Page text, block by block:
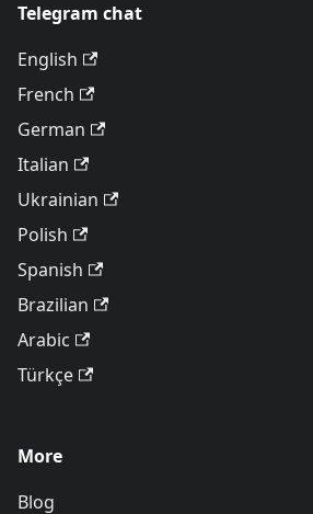
Telegram chat
English
French
German
Italian
Ukrainian
Polish
Spanish
Brazilian
Arabic
Türkçe
More
Blog